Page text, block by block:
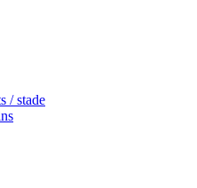
/ stade